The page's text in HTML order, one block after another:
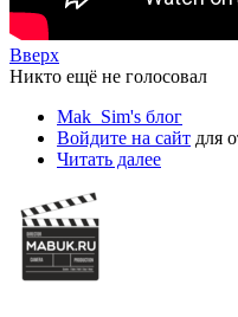
Вверх
Никто ещё не голосовал
Mak_Sim's блог
Войдите на сайт для
Читать далее